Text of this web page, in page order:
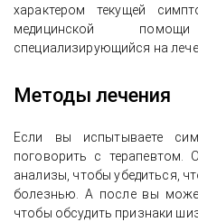
характером текущей
медицинской
специализирующийся на
Методы лечения
Если вы испытываете
поговорить с терапевтом.
анализы, чтобы убедиться,
болезнью. А после вы
чтобы обсудить признаки